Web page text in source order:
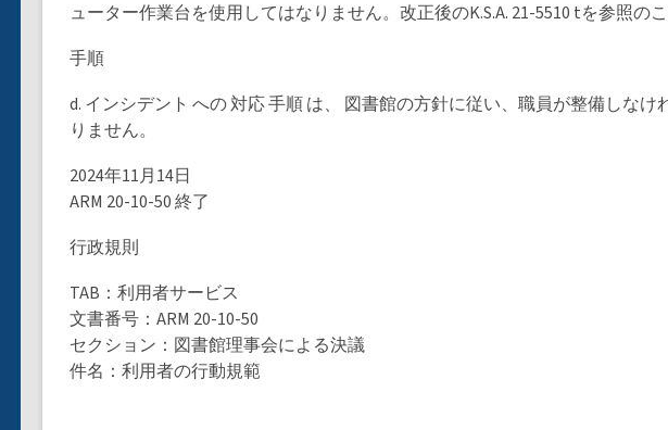
ューター作業台を使用してはなりません。改正後のK.S.A. 21-5510 tを参照のこ
手順
d. インシデント への 対応 手順 は、 図書館の方針に従い、職員が整備しなけ
りません。
2024年11月14日
ARM 20-10-50 終了
行政規則
TAB：利用者サービス
文書番号：ARM 20-10-50
セクション：図書館理事会による決議
件名：利用者の行動規範